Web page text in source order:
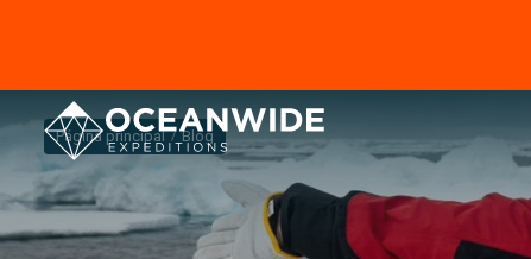
Página principal Blog